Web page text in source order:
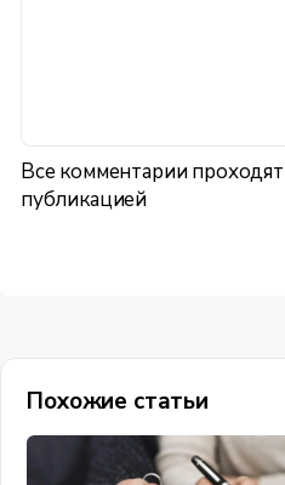
Все комментарии
публикацией
Похожие статьи